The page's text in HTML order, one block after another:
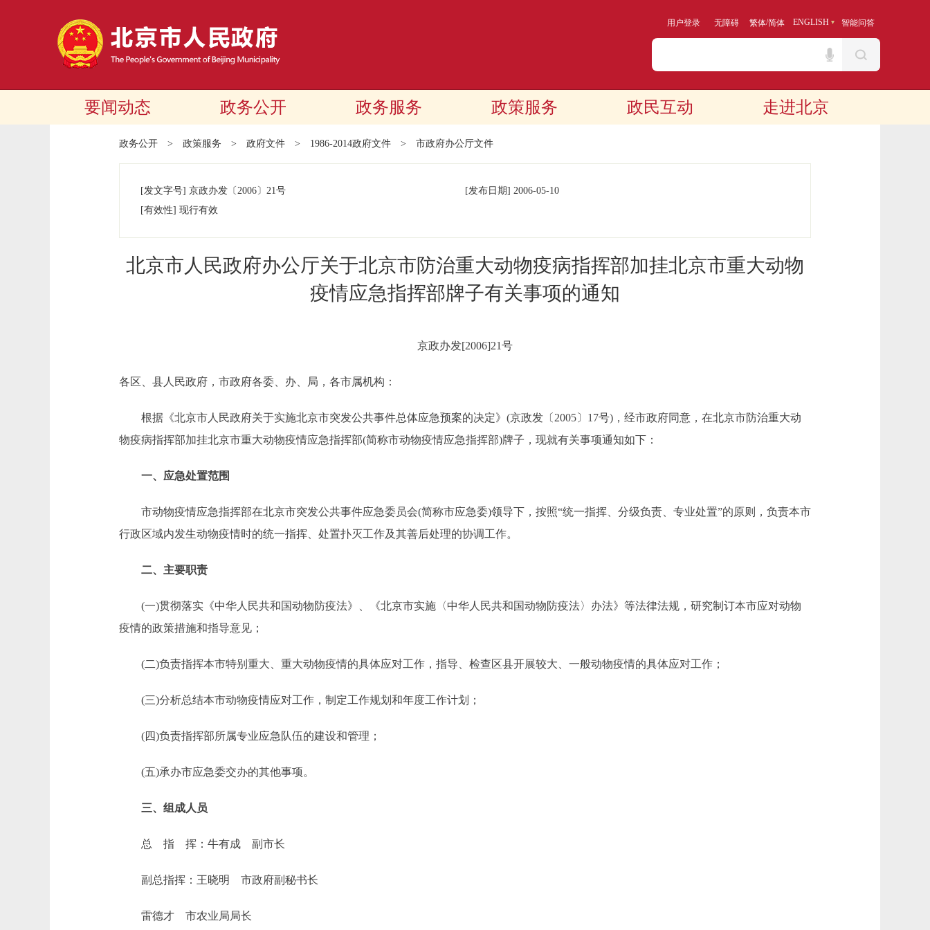
用户登录 无障碍 繁体/简体 ENGLISH 智能问答
要闻动态 政务公开 政务服务 政策服务 政民互动 走进北京
政务公开 > 政策服务 > 政府文件 > 1986-2014政府文件 > 市政府办公厅文件
[发文字号] 京政办发 〔2006〕 21号 [发布日期] 2006-05-10
[有效性] 现行有效
北京市人民政府办公厅关于北京市防治重大动物疫病指挥部加挂北京市重大动物
疫情应急指挥部牌子有关事项的通知
京政办发[2006]21号
各区、县人民政府，市政府各委、办、局，各市属机构：
根据《北京市人民政府关于实施北京市突发公共事件总体应急预案的决定》(京政发〔2005〕17号)，经市政府同意，在北京市防治重大动
物疫病指挥部加挂北京市重大动物疫情应急指挥部(简称市动物疫情应急指挥部)牌子，现就有关事项通知如下：
一、应急处置范围
市动物疫情应急指挥部在北京市突发公共事件应急委员会(简称市应急委)领导下，按照“统一指挥、分级负责、专业处置”的原则，负责本市
行政区域内发生动物疫情时的统一指挥、处置扑灭工作及其善后处理的协调工作。
二、主要职责
(一)贯彻落实《中华人民共和国动物防疫法》、《北京市实施〈中华人民共和国动物防疫法〉办法》等法律法规，研究制订本市应对动物
疫情的政策措施和指导意见；
(二)负责指挥本市特别重大、重大动物疫情的具体应对工作，指导、检查区县开展较大、一般动物疫情的具体应对工作；
(三)分析总结本市动物疫情应对工作，制定工作规划和年度工作计划；
(四)负责指挥部所属专业应急队伍的建设和管理；
(五)承办市应急委交办的其他事项。
三、组成人员
总 指 挥：牛有成 副市长
副总指挥：王晓明 市政府副秘书长
雷德才 市农业局局长